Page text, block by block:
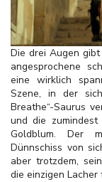
Die drei Augen
angesprochene
eine wirklich
Szene, in der
Breathe“-Saurus
und die
Goldblum. Der
Dünnschiss von
aber trotzdem,
die einzigen